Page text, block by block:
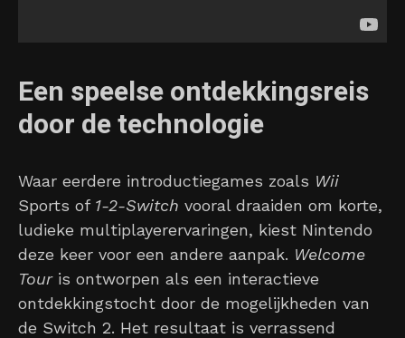
Een speelse ontdekkingsreis
door de technologie
Waar eerdere introductiegames zoals Wii
Sports of 1-2-Switch vooral draaiden om korte,
ludieke multiplayerervaringen, kiest Nintendo
deze keer voor een andere aanpak. Welcome
Touris ontworpen als een interactieve
ontdekkingstocht door de mogelijkheden van
de Switch 2. Het resultaat is verrassend